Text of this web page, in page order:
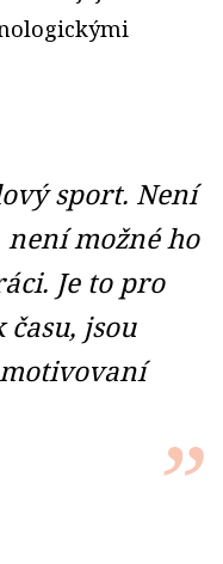
sport. Není
možné ho
Je to pro
jsou